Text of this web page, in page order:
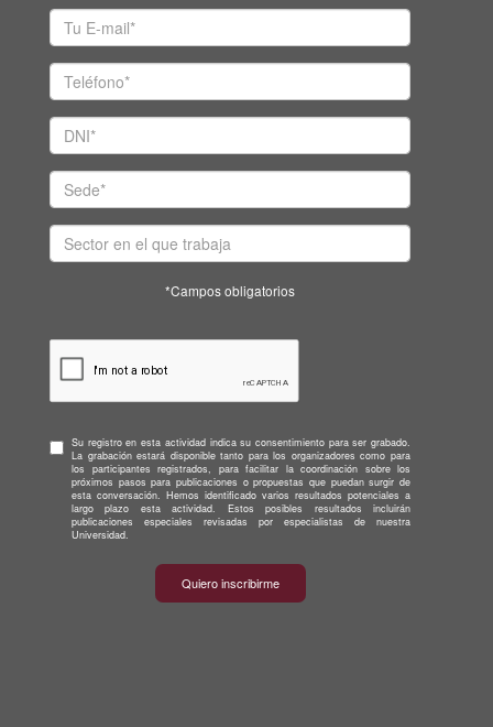
*Campos obligatorios
Su registro en esta actividad indica su consentimiento para ser grabado.
La grabación estará disponible tanto para los organizadores como para
los participantes registrados, para facilitar la coordinación sobre los
próximos pasos para publicaciones o propuestas que puedan surgir de
esta conversación. Hemos identificado varios resultados potenciales a
largo plazo esta actividad. Estos posibles resultados incluirán
publicaciones especiales revisadas por especialistas de nuestra
Universidad.
Quiero inscribirme